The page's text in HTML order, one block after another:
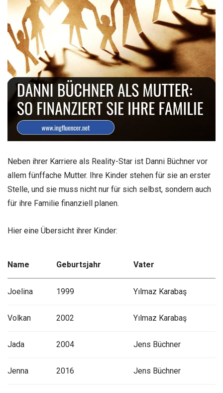
Neben ihrer Karriere als Reality-Star ist Danni Büchner vor
allem fünffache Mutter. Ihre Kinder stehen für sie an erster
Stelle, und sie muss nicht nur für sich selbst, sondern auch
für ihre Familie finanziell planen.
Hier eine Übersicht ihrer Kinder:
Name Geburtsjahr Vater
Joelina 1999 Yılmaz Karabaş
Volkan 2002 Yılmaz Karabaş
Jada 2004 Jens Büchner
Jenna 2016 Jens Büchner